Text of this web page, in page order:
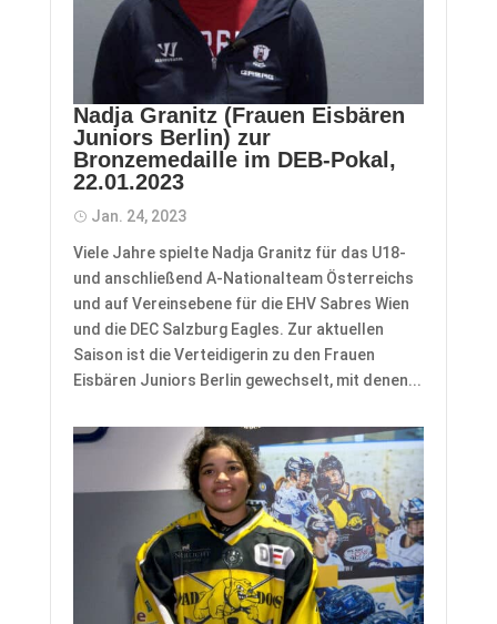
Nadja Granitz (Frauen Eisbären
Juniors Berlin) zur
Bronzemedaille im DEB-Pokal,
22.01.2023
Jan. 24, 2023
Viele Jahre spielte Nadja Granitz für das U18-
und anschließend A-Nationalteam Österreichs
und auf Vereinsebene für die EHV Sabres Wien
und die DEC Salzburg Eagles. Zur aktuellen
Saison ist die Verteidigerin zu den Frauen
Eisbären Juniors Berlin gewechselt, mit denen...